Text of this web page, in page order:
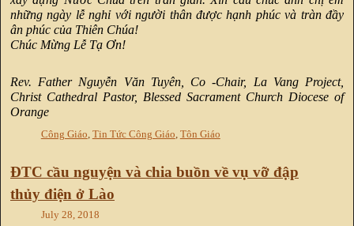
những ngày lễ nghỉ với người thân được hạnh phúc và tràn đầy
ân phúc của Thiên Chúa!
Chúc Mừng Lễ Tạ Ơn!
Rev. Father Nguyễn Văn Tuyên, Co -Chair, La Vang Project,
Christ Cathedral Pastor, Blessed Sacrament Church Diocese of
Orange
Công Giáo Tin Tức Công Giáo Tôn Giáo
ĐTC cầu nguyện và chia buồn về vụ vỡ đập
thủy điện ở Lào
July 28, 2018